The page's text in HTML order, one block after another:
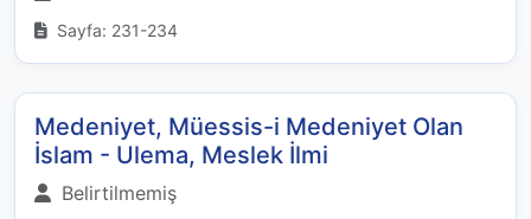
Sayfa: 231-234
Medeniyet, Müessis-i Medeniyet Olan
İslam - Ulema, Meslek İlmi
Belirtilmemiş